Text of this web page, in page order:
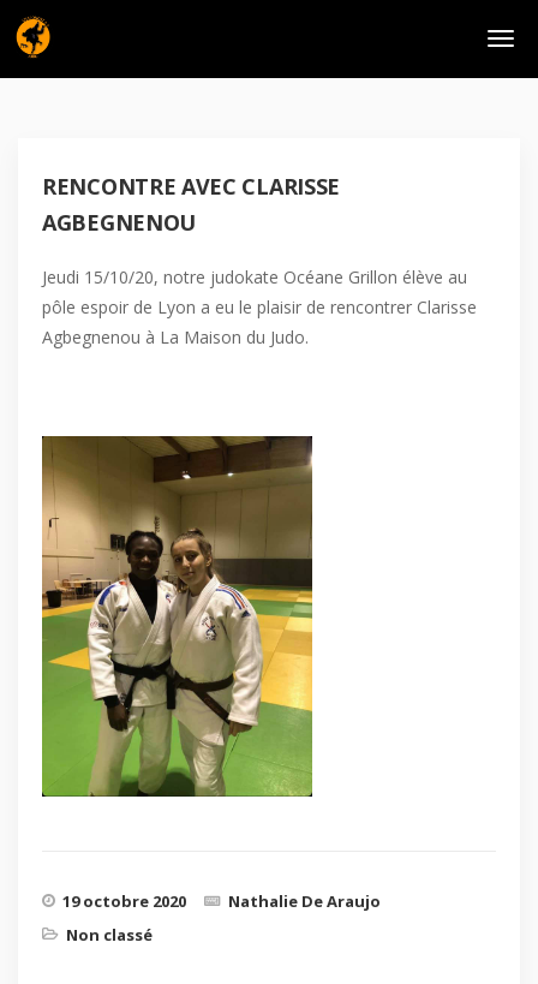
RENCONTRE AVEC CLARISSE
AGBEGNENOU
Jeudi 15/10/20, notre judokate Océane Grillon élève au
pôle espoir de Lyon a eu le plaisir de rencontrer Clarisse
Agbegnenou à La Maison du Judo.
19 octobre 2020
Nathalie De Araujo
Non classé